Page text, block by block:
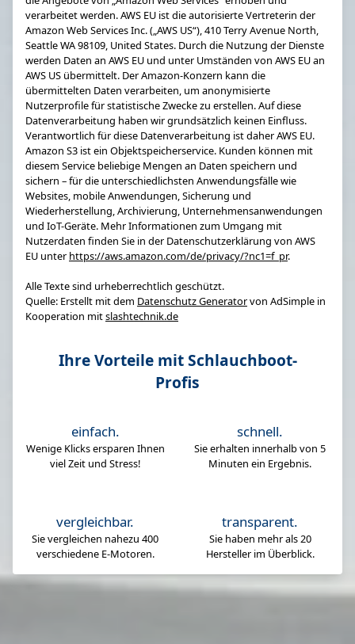
verarbeitet werden. AWS EU ist die autorisierte Vertreterin der
Amazon Web Services Inc. („AWS US“), 410 Terry Avenue North,
Seattle WA 98109, United States. Durch die Nutzung der Dienste
werden Daten an AWS EU und unter Umständen von AWS EU an
AWS US übermittelt. Der Amazon-Konzern kann die
übermittelten Daten verarbeiten, um anonymisierte
Nutzerprofile für statistische Zwecke zu erstellen. Auf diese
Datenverarbeitung haben wir grundsätzlich keinen Einfluss.
Verantwortlich für diese Datenverarbeitung ist daher AWS EU.
Amazon S3 ist ein Objektspeicherservice. Kunden können mit
diesem Service beliebige Mengen an Daten speichern und
sichern – für die unterschiedlichsten Anwendungsfälle wie
Websites, mobile Anwendungen, Sicherung und
Wiederherstellung, Archivierung, Unternehmensanwendungen
und IoT-Geräte. Mehr Informationen zum Umgang mit
Nutzerdaten finden Sie in der Datenschutzerklärung von AWS
EU unter https://aws.amazon.com/de/privacy/?nc1=f_pr.
Alle Texte sind urheberrechtlich geschützt.
Quelle: Erstellt mit dem Datenschutz Generatorvon AdSimple in
Kooperation mitslashtechnik.de
Ihre Vorteile mit Schlauchboot-
Profis
einfach.
Wenige Klicks ersparen Ihnen
viel Zeit und Stress!
schnell.
Sie erhalten innerhalb von 5
Minuten ein Ergebnis.
vergleichbar.
Sie vergleichen nahezu 400
verschiedene E-Motoren.
transparent.
Sie haben mehr als 20
Hersteller im Überblick.